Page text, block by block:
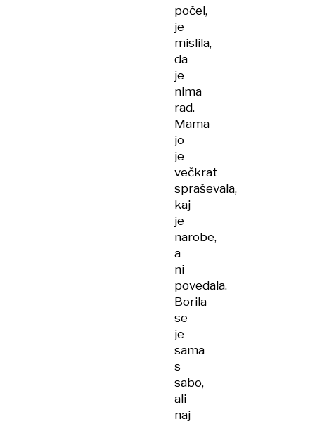
počel,
je
mislila,
da
je
nima
rad.
Mama
jo
je
večkrat
spraševala,
kaj
je
narobe,
a
ni
povedala.
Borila
se
je
sama
s
sabo,
ali
naj